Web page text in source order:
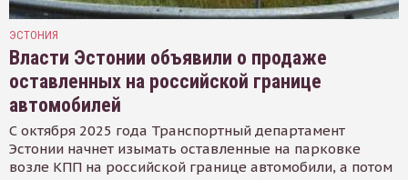
ЭСТОНИЯ
Власти Эстонии объявили о продаже
оставленных на российской границе
автомобилей
С октября 2025 года Транспортный департамент
Эстонии начнет изымать оставленные на парковке
возле КПП на российской границе автомобили, а потом